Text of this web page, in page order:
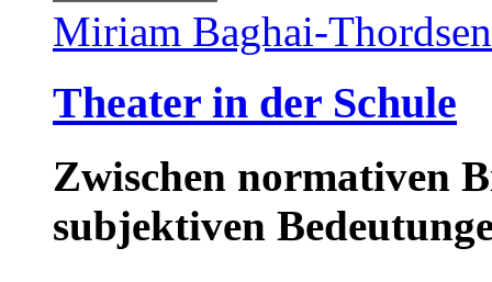
Miriam Baghai-Thordsen
Theater in der Schule
Zwischen normativen
subjektiven